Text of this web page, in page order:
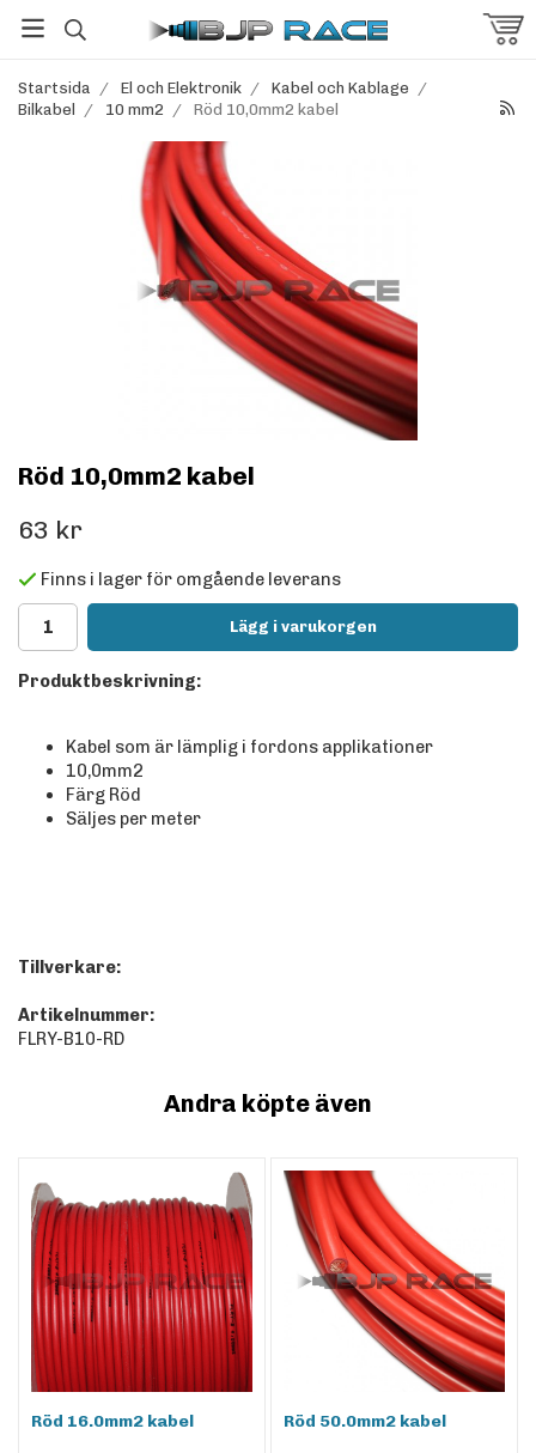
Startsida / El och Elektronik / Kabel och Kablage /
Bilkabel
/ 10 mm2 / Röd 10,0mm2 kabel
Röd 10,0mm2 kabel
63 kr
Finns i lager för omgående leverans
Lägg i varukorgen
Produktbeskrivning:
Kabel som är lämplig i fordons applikationer
10,0mm2
Färg Röd
Säljes per meter
Tillverkare:
Artikelnummer:
FLRY-B10-RD
Andra köpte även
Röd 16.0mm2 kabel Röd 50.0mm2 kabel